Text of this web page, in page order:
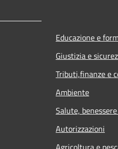
Educazione e
Giustizia e
Tributi,finanze e
Ambiente
Salute,
Autorizzazioni